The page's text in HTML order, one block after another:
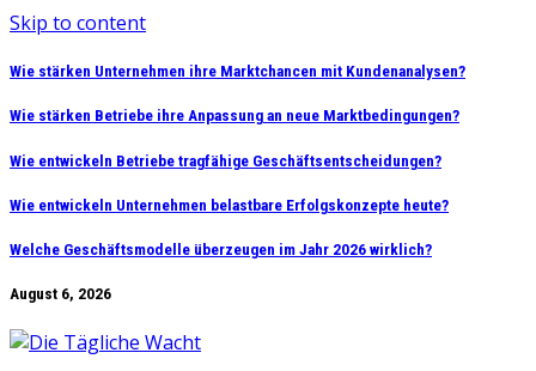
Skip to content
Wie stärken Unternehmen ihre Marktchancen mit Kundenanalysen?
Wie stärken Betriebe ihre Anpassung an neue Marktbedingungen?
Wie entwickeln Betriebe tragfähige Geschäftsentscheidungen?
Wie entwickeln Unternehmen belastbare Erfolgskonzepte heute?
Welche Geschäftsmodelle überzeugen im Jahr 2026 wirklich?
August 6, 2026